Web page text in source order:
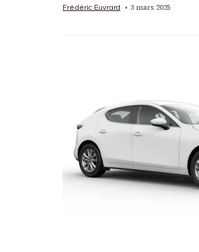
Frédéric Euvrard 3 mars 2025